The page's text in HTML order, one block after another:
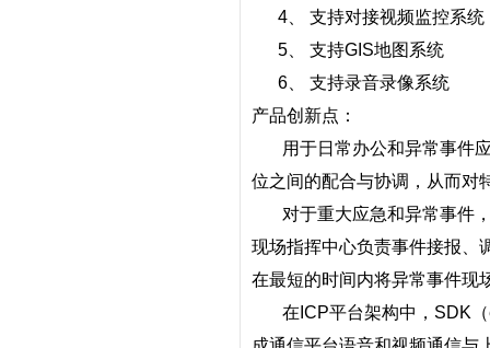
4、
支持对接视频监控系统
5、
支持GIS地图系统
6、
支持录音录像系统
产品创新点：
用于日常办公和异常事件
位之间的配合与协调，从而对
对于重大应急和异常事件
现场指挥中心负责事件接报、
在最短的时间内将异常事件现
在 ICP平台架构中， SDK （